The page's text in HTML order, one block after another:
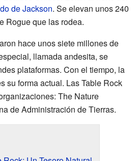
de Jackson. Se elevan unos 240
Rogue que las rodea.
hace unos siete millones de
llamada andesita, se
plataformas. Con el tiempo, la
su forma actual. Las Table Rock
The Nature
de Administración de Tierras.